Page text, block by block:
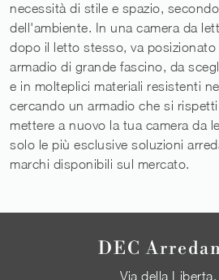
necessità di stile e spazio,
dell'ambiente. In una camera da
dopo il letto stesso, va
armadio di grande fascino, da
e in molteplici materiali resistenti
cercando un armadio che si
mettere a nuovo la tua camera da
solo le più esclusive soluzioni
marchi disponibili sul mercato.
DEC
Via della